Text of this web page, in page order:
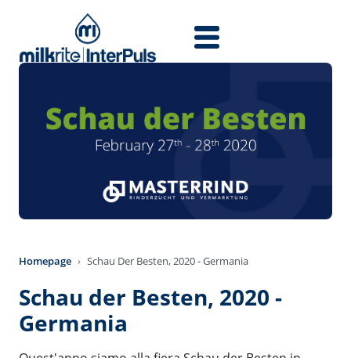
Homepage Schau Der Besten, 2020 - Germania
Schau der Besten, 2020 -
Germania